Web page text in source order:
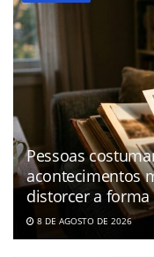
Pessoas
acontecimentos
distorcer a
8 DE AGOSTO DE 2026